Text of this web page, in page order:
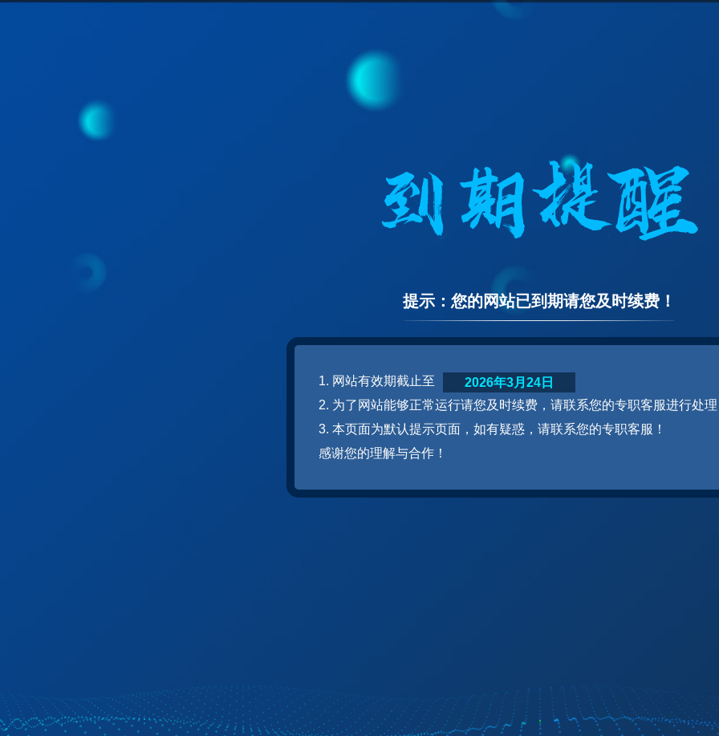
提示：您的网站已到期请您及时续费！
1. 网站有效期截止至
2. 为了网站能够正常运行请您及时续费，请联系您的专职客服进行处
3. 本页面为默认提示页面，如有疑惑，请联系您的专职客服！
感谢您的理解与合作！
2026年3月24日